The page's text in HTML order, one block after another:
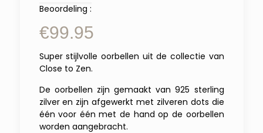
Beoordeling :
€99.95
Super stijlvolle oorbellen uit de collectie van
Close to Zen.
De oorbellen zijn gemaakt van 925 sterling
zilver en zijn afgewerkt met zilveren dots die
één voor één met de hand op de oorbellen
worden aangebracht.